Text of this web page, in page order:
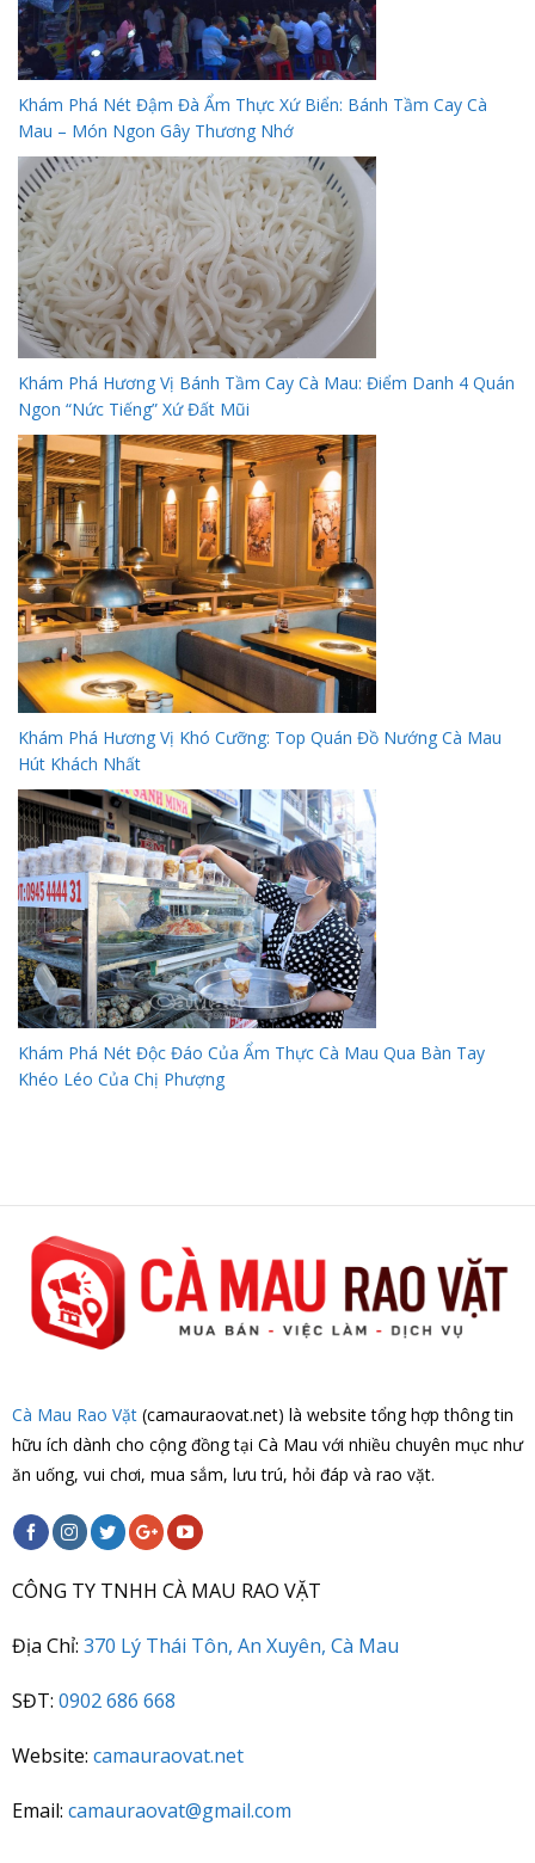
Khám Phá Nét Đậm Đà Ẩm Thực Xứ Biển: Bánh Tầm Cay Cà
Mau – Món Ngon Gây Thương Nhớ
Khám Phá Hương Vị Bánh Tầm Cay Cà Mau: Điểm Danh 4 Quán
Ngon “Nức Tiếng” Xứ Đất Mũi
Khám Phá Hương Vị Khó Cưỡng: Top Quán Đồ Nướng Cà Mau
Hút Khách Nhất
Khám Phá Nét Độc Đáo Của Ẩm Thực Cà Mau Qua Bàn Tay
Khéo Léo Của Chị Phượng
Cà Mau Rao Vặt (camauraovat.net) là website tổng hợp thông tin
hữu ích dành cho cộng đồng tại Cà Mau với nhiều chuyên mục như
ăn uống, vui chơi, mua sắm, lưu trú, hỏi đáp và rao vặt.
CÔNG TY TNHH CÀ MAU RAO VẶT
Địa Chỉ: 370 Lý Thái Tôn, An Xuyên, Cà Mau
SĐT: 0902 686 668
Website: camauraovat.net
Email: camauraovat@gmail.com